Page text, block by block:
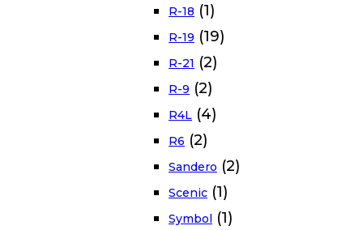
R-18 (1)
R-19 (19)
R-21 (2)
R-9 (2)
R4L (4)
R6 (2)
Sandero (2)
Scenic (1)
Symbol (1)